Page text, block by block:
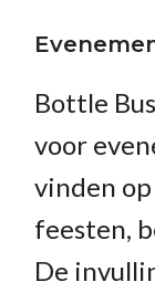
Bottle
voor
vinden
feesten,
De